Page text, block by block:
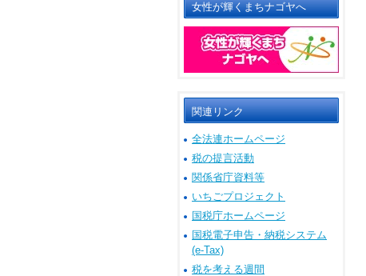
女性が輝くまちナゴヤへ
関連リンク
全法連ホームページ
税の提言活動
関係省庁資料等
いちごプロジェクト
国税庁ホームページ
国税電子申告・納税システム
(e-Tax)
税を考える週間